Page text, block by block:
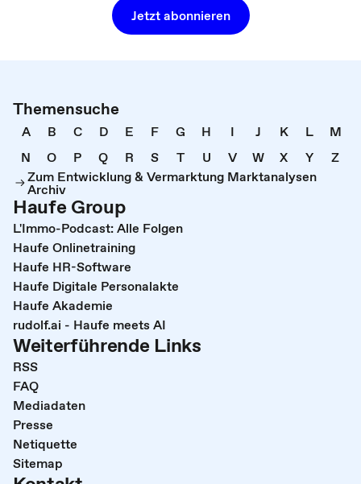
Jetzt abonnieren
Themensuche
A B C D E F G H I J K L
M
N
O P Q R S T U V W X Y
Z
Zum Entwicklung & Vermarktung Marktanalysen
Archiv
Haufe Group
L'Immo-Podcast: Alle Folgen
Haufe Onlinetraining
Haufe HR-Software
Haufe Digitale Personalakte
Haufe Akademie
rudolf.ai - Haufe meets AI
Weiterführende Links
RSS
FAQ
Mediadaten
Presse
Netiquette
Sitemap